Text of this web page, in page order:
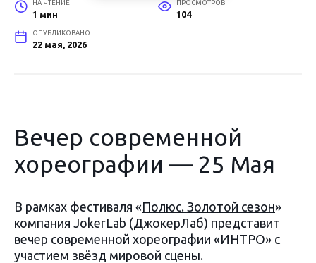
НА ЧТЕНИЕ
1 мин
ПРОСМОТРОВ
104
ОПУБЛИКОВАНО
22 мая, 2026
Вечер современной
хореографии — 25 Мая
В рамках фестиваля «Полюс. Золотой сезон»
компания JokerLab (ДжокерЛаб) представит
вечер современной хореографии «ИНТРО» с
участием звёзд мировой сцены.